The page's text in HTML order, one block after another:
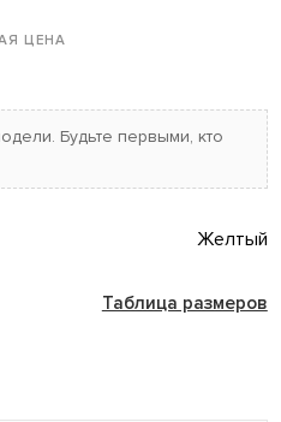
ЦЕНА
Будьте первыми, кто
Желтый
Таблица размеров